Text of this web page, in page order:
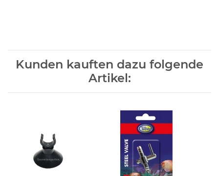
Kunden kauften dazu folgende
Artikel: